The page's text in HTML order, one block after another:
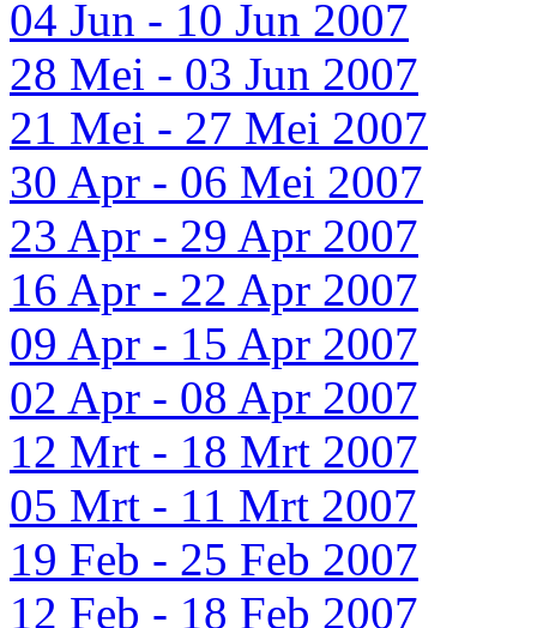
04 Jun - 10 Jun 2007
28 Mei - 03 Jun 2007
21 Mei - 27 Mei 2007
30 Apr - 06 Mei 2007
23 Apr - 29 Apr 2007
16 Apr - 22 Apr 2007
09 Apr - 15 Apr 2007
02 Apr - 08 Apr 2007
12 Mrt - 18 Mrt 2007
05 Mrt - 11 Mrt 2007
19 Feb - 25 Feb 2007
12 Feb - 18 Feb 2007